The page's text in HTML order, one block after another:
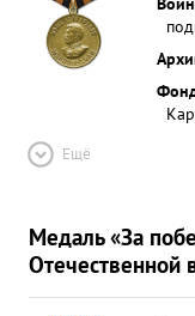
Ещё
Медаль «За
Отечественной